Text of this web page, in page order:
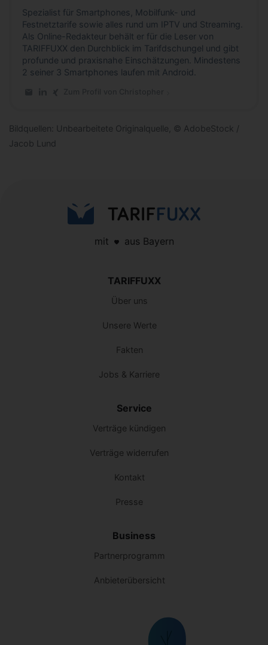
Spezialist für Smartphones, Mobilfunk- und
Festnetztarife sowie alles rund um IPTV und Streaming.
Als Online-Redakteur behält er für die Leser von
TARIFFUXX den Durchblick im Tarifdschungel und gibt
profunde und praxisnahe Einschätzungen. Mindestens
2 seiner 3 Smartphones laufen mit Android.
Bildquellen: Unbearbeitete Originalquelle, © AdobeStock /
Jacob Lund
mit aus Bayern
TARIFFUXX
Über uns
Unsere Werte
Fakten
Jobs & Karriere
Service
Verträge kündigen
Verträge widerrufen
Kontakt
Presse
Business
Partnerprogramm
Anbieterübersicht